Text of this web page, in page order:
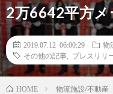
2万6642平方
2019.07.12 06:00:29
物
その他の記事
プレスリリ
HOME 物流施設/不動産